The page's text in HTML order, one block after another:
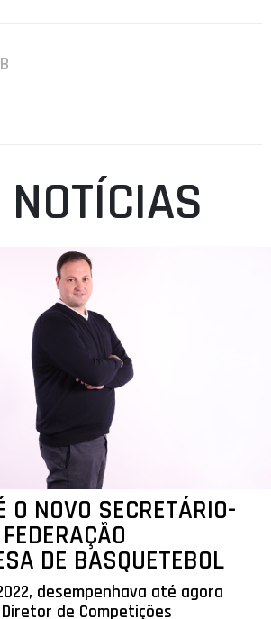
O NOVO SECRETÁRIO-
DE BASQUETEBOL
desempenhava até agora
de Competições